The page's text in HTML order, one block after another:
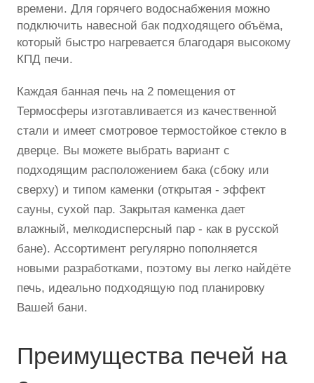
времени. Для горячего водоснабжения можно
подключить навесной бак подходящего объёма,
который быстро нагревается благодаря высокому
КПД печи.
Каждая банная печь на 2 помещения от
Термосферы изготавливается из качественной
стали и имеет смотровое термостойкое стекло в
дверце. Вы можете выбрать вариант с
подходящим расположением бака (сбоку или
сверху) и типом каменки (открытая - эффект
сауны, сухой пар. Закрытая каменка дает
влажный, мелкодисперсный пар - как в русской
бане). Ассортимент регулярно пополняется
новыми разработками, поэтому вы легко найдёте
печь, идеально подходящую под планировку
Вашей бани.
Преимущества печей на